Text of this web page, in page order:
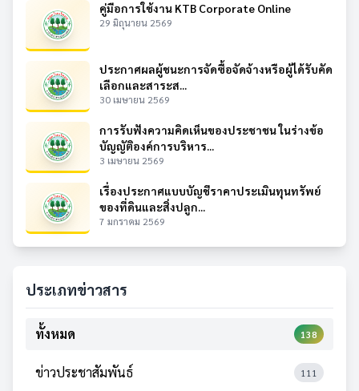
คู่มือการใช้งาน KTB Corporate Online
29 มิถุนายน 2569
ประกาศผลผู้ชนะการจัดซื้อจัดจ้างหรือผู้ได้รับคัด
เลือกและสาระส...
30 เมษายน 2569
การรับฟังความคิดเห็นของประชาชน ในร่างข้อ
บัญญัติองค์การบริหาร...
3 เมษายน 2569
เรื่องประกาศแบบบัญชีราคาประเมินทุนทรัพย์
ของที่ดินและสิ่งปลูก...
7 มกราคม 2569
ประเภทข่าวสาร
ทั้งหมด 138
ข่าวประชาสัมพันธ์ 111